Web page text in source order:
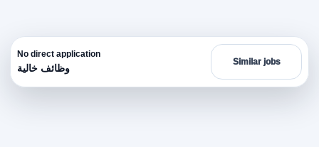
No direct application
وظائف خالية
Similar jobs